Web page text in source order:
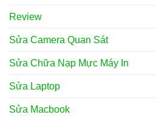
Review
Sửa Camera Quan Sát
Sửa Chữa Nạp Mực Máy In
Sửa Laptop
Sửa Macbook